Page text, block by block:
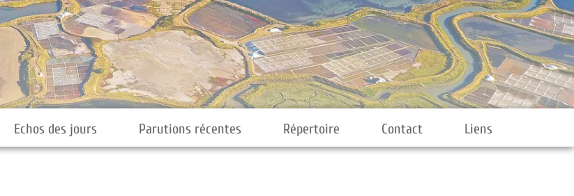
Echos des jours Parutions récentes Répertoire Contact Liens